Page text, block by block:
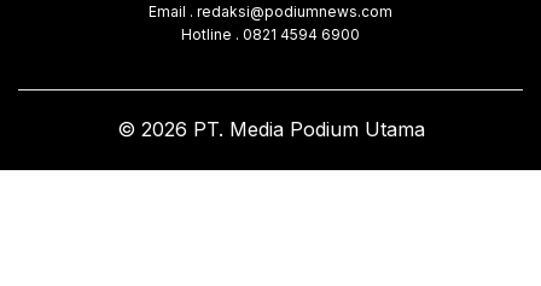
Email . redaksi@podiumnews.com
Hotline . 0821 4594 6900
© 2026 PT. Media Podium Utama